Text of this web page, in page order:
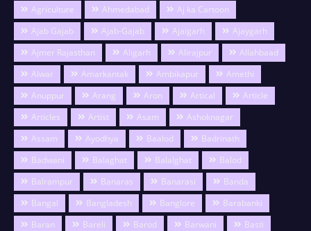
Agriculture Ahmedabad
Aj ka Cartoon
Ajab Gajab
Ajab-Gajab Ajaigarh
Ajaygarh
Ajmer Rajasthan
Aligarh Alirajpur
Allahbaad
Alwar
Amarkantak Ambikapur
Amethi
Anuppur
Arang Aron Artical
Article
Articles
Artist Asam
Ashoknagar
Assam
Ayodhya Baalod
Badrinath
Badwani
Balaghat Balalghat
Balod
Balrampur
Banaras Banarasi
Banda
Bangal
Bangladesh Banglore
Barabanki
Baran
Bareli Barod Barwani
Basti